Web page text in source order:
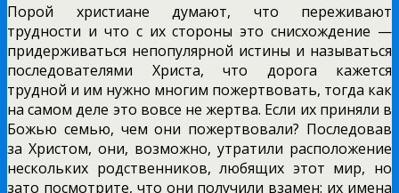
Порой христиане думают, что переживают
трудности и что с их стороны это снисхождение —
придерживаться непопулярной истины и называться
последователями Христа, что дорога кажется
трудной и им нужно многим пожертвовать, тогда как
на самом деле это вовсе не жертва. Если их приняли в
Божью семью, чем они пожертвовали? Последовав
за Христом, они, возможно, утратили расположение
нескольких родственников, любящих этот мир, но
зато посмотрите, что они получили взамен: их имена